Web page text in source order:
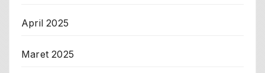
April 2025
Maret 2025